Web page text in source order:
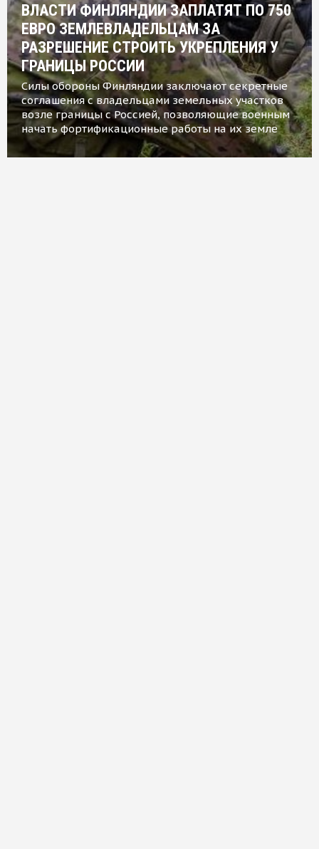
ВЛАСТИ ФИНЛЯНДИИ ЗАПЛАТЯТ ПО 750
ЕВРО ЗЕМЛЕВЛАДЕЛЬЦАМ ЗА
РАЗРЕШЕНИЕ СТРОИТЬ УКРЕПЛЕНИЯ У
ГРАНИЦЫ РОССИИ
Силы обороны Финляндии заключают секретные
соглашения с владельцами земельных участков
возле границы с Россией, позволяющие военным
начать фортификационные работы на их земле